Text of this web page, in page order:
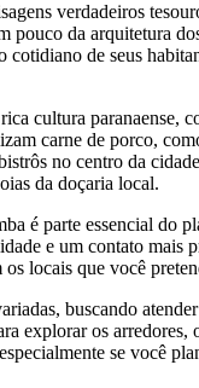
verdadeiros
da arquitetura
de seus
cultura
carne de porco,
no centro da
da doçaria local.
é parte essencial
e um contato
locais que você
buscando
explorar os
se você